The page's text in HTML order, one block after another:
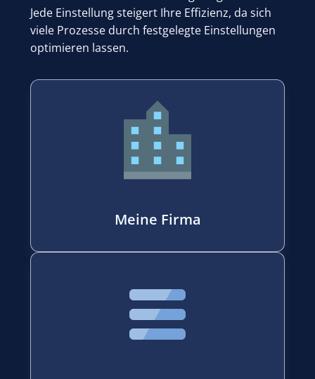
Jede Einstellung steigert Ihre Effizienz, da sich
viele Prozesse durch festgelegte Einstellungen
optimieren lassen.
Meine Firma